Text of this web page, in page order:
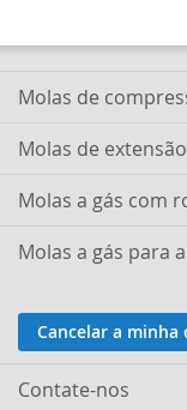
Molas de
Molas de extensão
Molas a gás com
Molas a gás para
Cancelar a minha
Contate-nos